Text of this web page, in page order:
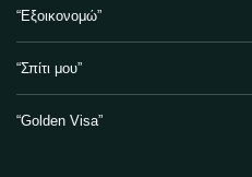
“Εξοικονομώ”
“Σπίτι μου”
“Golden Visa”